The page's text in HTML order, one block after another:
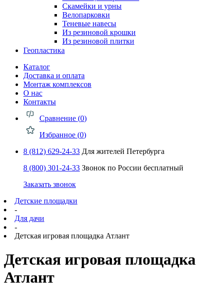
Скамейки и урны
Велопарковки
Теневые навесы
Из резиновой крошки
Из резиновой плитки
Геопластика
Каталог
Доставка и оплата
Монтаж комплексов
О нас
Контакты
Сравнение (0)
Избранное (0)
8 (812) 629-24-33 Для жителей Петербурга
8 (800) 301-24-33 Звонок по России бесплатный
Заказать звонок
Детские площадки
-
Для дачи
-
Детская игровая площадка Атлант
Детская игровая площадка
Атлант